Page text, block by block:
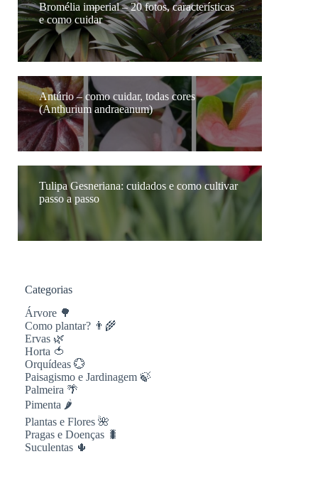
Bromélia imperial – 20 fotos, características
e como cuidar
Antúrio – como cuidar, todas cores
(Anthurium andraeanum)
Tulipa Gesneriana: cuidados e como cultivar
passo a passo
Categorias
Árvore 🌳
Como plantar? 👨‍🌾
Ervas 🌿
Horta 🍅
Orquídeas 💮
Paisagismo e Jardinagem 🍃
Palmeira 🌴
Pimenta 🌶
Plantas e Flores 🌺
Pragas e Doenças 🐛
Suculentas 🌵